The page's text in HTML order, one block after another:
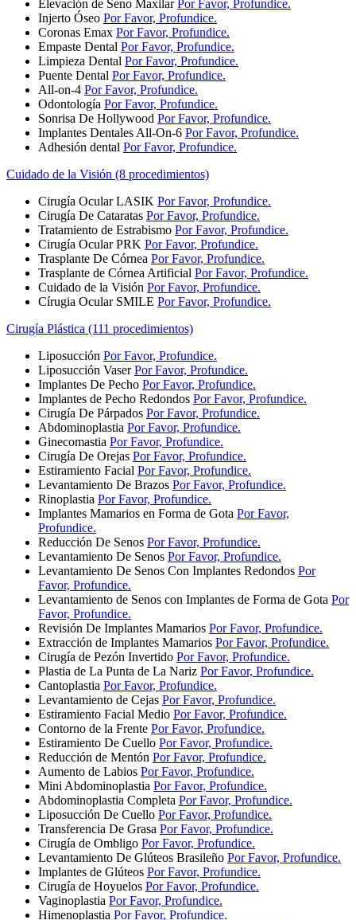
Elevación de Seno Maxilar Por Favor, Profundice.
Injerto Óseo Por Favor, Profundice.
Coronas Emax Por Favor, Profundice.
Empaste Dental Por Favor, Profundice.
Limpieza Dental Por Favor, Profundice.
Puente Dental Por Favor, Profundice.
All-on-4 Por Favor, Profundice.
Odontología Por Favor, Profundice.
Sonrisa De Hollywood Por Favor, Profundice.
Implantes Dentales All-On-6 Por Favor, Profundice.
Adhesión dental Por Favor, Profundice.
Cuidado de la Visión (8 procedimientos)
Cirugía Ocular LASIK Por Favor, Profundice.
Cirugía De Cataratas Por Favor, Profundice.
Tratamiento de Estrabismo Por Favor, Profundice.
Cirugía Ocular PRK Por Favor, Profundice.
Trasplante De Córnea Por Favor, Profundice.
Trasplante de Córnea Artificial Por Favor, Profundice.
Cuidado de la Visión Por Favor, Profundice.
Círugia Ocular SMILE Por Favor, Profundice.
Cirugía Plástica (111 procedimientos)
Liposucción Por Favor, Profundice.
Liposucción Vaser Por Favor, Profundice.
Implantes De Pecho Por Favor, Profundice.
Implantes de Pecho Redondos Por Favor, Profundice.
Cirugía De Párpados Por Favor, Profundice.
Abdominoplastia Por Favor, Profundice.
Ginecomastia Por Favor, Profundice.
Cirugía De Orejas Por Favor, Profundice.
Estiramiento Facial Por Favor, Profundice.
Levantamiento De Brazos Por Favor, Profundice.
Rinoplastia Por Favor, Profundice.
Implantes Mamarios en Forma de Gota Por Favor,
Profundice.
Reducción De Senos Por Favor, Profundice.
Levantamiento De Senos Por Favor, Profundice.
Levantamiento De Senos Con Implantes Redondos Por
Favor, Profundice.
Levantamiento de Senos con Implantes de Forma de Gota Por
Favor, Profundice.
Revisión De Implantes Mamarios Por Favor, Profundice.
Extracción de Implantes Mamarios Por Favor, Profundice.
Cirugía de Pezón Invertido Por Favor, Profundice.
Plastia de La Punta de La Nariz Por Favor, Profundice.
Cantoplastia Por Favor, Profundice.
Levantamiento de Cejas Por Favor, Profundice.
Estiramiento Facial Medio Por Favor, Profundice.
Contorno de la Frente Por Favor, Profundice.
Estiramiento De Cuello Por Favor, Profundice.
Reducción de Mentón Por Favor, Profundice.
Aumento de Labios Por Favor, Profundice.
Mini Abdominoplastia Por Favor, Profundice.
Abdominoplastia Completa Por Favor, Profundice.
Liposucción De Cuello Por Favor, Profundice.
Transferencia De Grasa Por Favor, Profundice.
Cirugía de Ombligo Por Favor, Profundice.
Levantamiento De Glúteos Brasileño Por Favor, Profundice.
Implantes de Glúteos Por Favor, Profundice.
Cirugía de Hoyuelos Por Favor, Profundice.
Vaginoplastia Por Favor, Profundice.
Himenoplastia Por Favor, Profundice.